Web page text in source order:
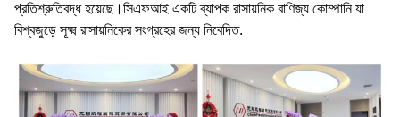
প্রতিশ্রুতিবদ্ধ হয়েছে।সিএফআই একটি ব্যাপক রাসায়নিক বাণিজ্য কোম্পানি যা
বিশ্বজুড়ে সূক্ষ্ম রাসায়নিকের সংগ্রহের জন্য নিবেদিত.